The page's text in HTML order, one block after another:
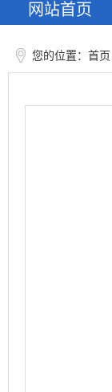
网站首页
您的位置： 首页